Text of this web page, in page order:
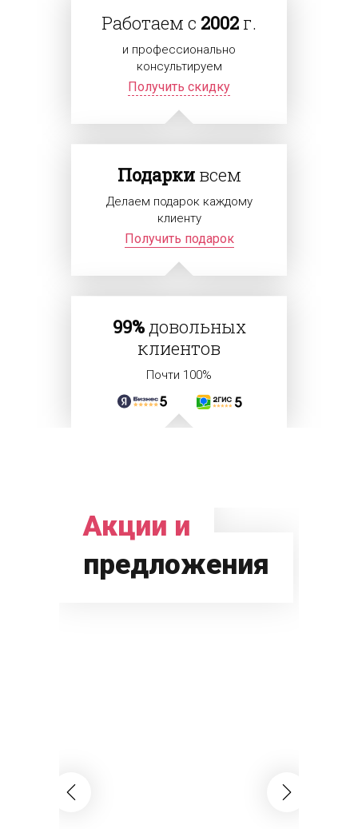
Работаем с 2002 г.
и профессионально
консультируем
Получить скидку
Подаркивсем
Делаем подарок каждому
клиенту
Получить подарок
99%довольных
клиентов
Почти 100%
Акции и
предложения